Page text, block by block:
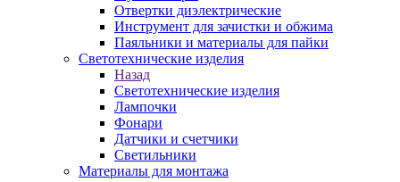
Отвертки диэлектрические
Инструмент для зачистки и обжима
Паяльники и материалы для пайки
Светотехнические изделия
Назад
Светотехнические изделия
Лампочки
Фонари
Датчики и счетчики
Светильники
Материалы для монтажа